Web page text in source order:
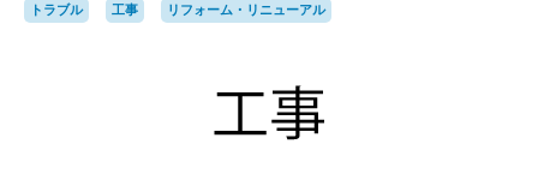
トラブル 工事 リフォーム・リニューアル